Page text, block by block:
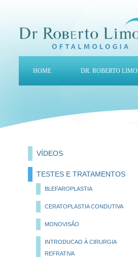
HOME DR. ROBERTO
VÍDEOS
TESTES E TRATAMENTOS
BLEFAROPLASTIA
CERATOPLASTIA CONDUTIVA
MONOVISÃO
INTRODUCAO À CIRURGIA
REFRATIVA